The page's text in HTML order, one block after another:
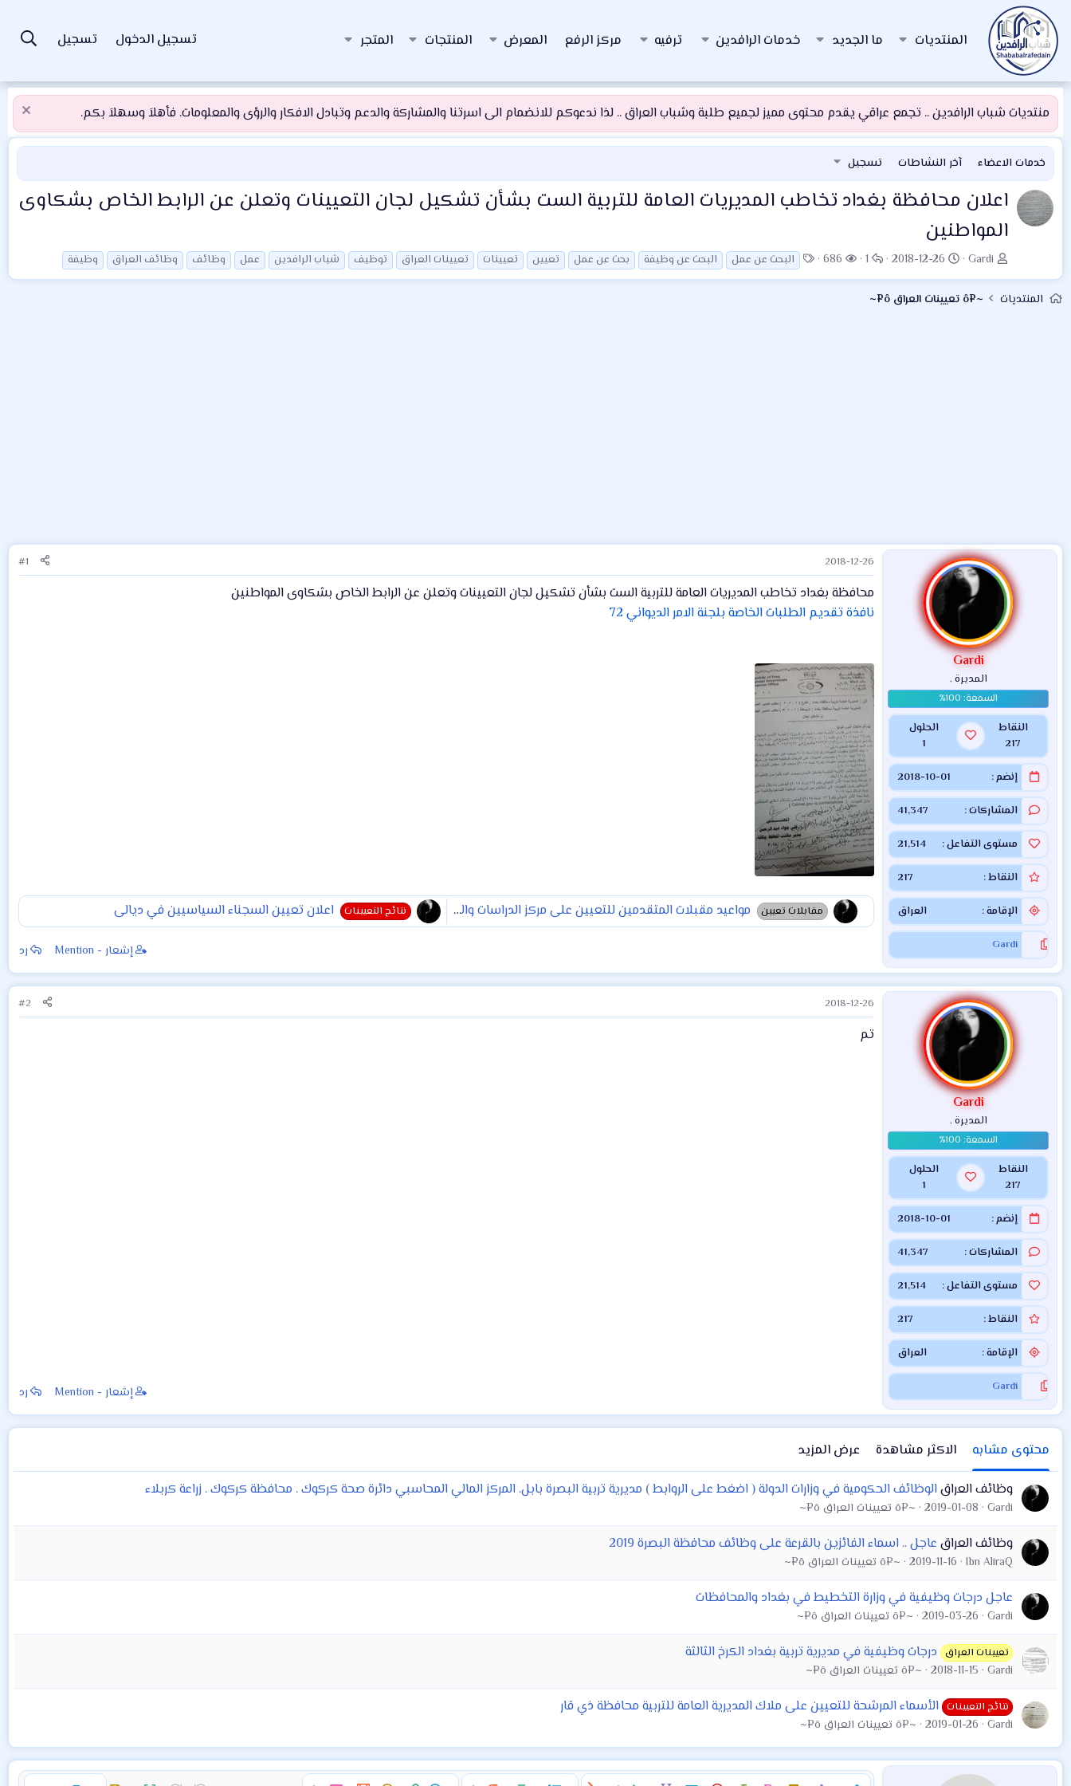
المنتديات ما الجديد خدمات الرافدين ترفيه مركز الرفع المعرض المنتجات المتجر تسجيل الدخول تسجيل
منتديات شباب الرافدين .. تجمع عراقي يقدم محتوى مميز لجميع طلبة وشباب العراق .. لذا ندعوكم للانضمام الى اسرتنا والمشاركة والدعم وتبادل الافكار والرؤى والمعلومات. فأهلاَ وسهلاَ بكم.
خدمات الاعضاء آخر النشاطات تسجيل
اعلان محافظة بغداد تخاطب المديريات العامة للتربية الست بشأن تشكيل لجان التعيينات وتعلن عن الرابط الخاص بشكاوى
المواطنين
ب
ا
د
Gardi
ت
ا
ر
2018-12-26
ا
ل
1
ا
ل
686
ا
ل
البحث عن عمل البحث عن وظيفة بحث عن عمل تعيين تعيينات تعيينات العراق توظيف شباب الرافدين عمل وظائف وظائف العراق وظيفة
المنتديات ~¤ô تعيينات العراق ô¤~
Gardi
المديرة .
النقاط
217
الحلول
1
إنضم 2018-10-01
المشاركات 41,347
مستوى التفاعل 21,514
النقاط 217
الإقامة العراق
Gardi
2018-12-26
#1
محافظة بغداد تخاطب المديريات العامة للتربية الست بشأن تشكيل لجان التعيينات وتعلن عن الرابط الخاص بشكاوى المواطنين
نافذة تقديم الطلبات الخاصة بلجنة الامر الديواني 72
مقابلات تعيين مواعيد مقبلات المتقدمين للتعيين على مركز الدراسات والتصاميم الهندسية / وزارة الموارد المائية ابتداء من يوم 2018/12/25 ولمدة خمسة ايام نتائج التعيينات اعلان تعيين السجناء السياسيين في ديالى
إشعار - Mention رد
Gardi
المديرة .
النقاط
217
الحلول
1
إنضم 2018-10-01
المشاركات 41,347
مستوى التفاعل 21,514
النقاط 217
الإقامة العراق
Gardi
2018-12-26
#2
تم
إشعار - Mention رد
محتوى مشابه الاكثر مشاهدة
عرض المزيد
وظائف العراقالوظائف الحكومية في وزارات الدولة ( اضغط على الروابط ) مديرية تربية البصرة بابل. المركز المالي المحاسبي دائرة صحة كركوك . محافظة كركوك . زراعة كربلاء
Gardi
2019-01-08 ~¤ô تعيينات العراق ô¤~
وظائف العراق عاجل .. اسماء الفائزين بالقرعة على وظائف محافظة البصرة 2019
Ibn AliraQ
2019-11-16 ~¤ô تعيينات العراق ô¤~
عاجل درجات وظيفية في وزارة التخطيط في بغداد والمحافظات
Gardi
2019-03-26 ~¤ô تعيينات العراق ô¤~
تعيينات العراق درجات وظيفية في مديرية تربية بغداد الكرخ الثالثة
Gardi
2018-11-15 ~¤ô تعيينات العراق ô¤~
نتائج التعيينات الأسماء المرشحة للتعيين على ملاك المديرية العامة للتربية محافظة ذي قار
Gardi
2019-01-26 ~¤ô تعيينات العراق ô¤~